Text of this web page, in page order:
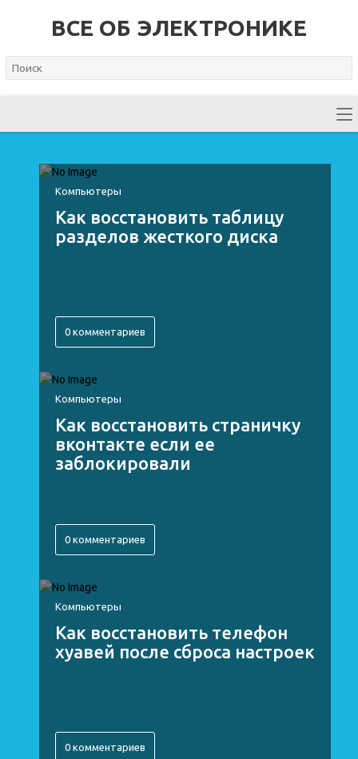
ВСЕ ОБ ЭЛЕКТРОНИКЕ
Компьютеры
Как восстановить таблицу
разделов жесткого диска
0 комментариев
Компьютеры
Как восстановить страничку
вконтакте если ее
заблокировали
0 комментариев
Компьютеры
Как восстановить телефон
хуавей после сброса настроек
0 комментариев